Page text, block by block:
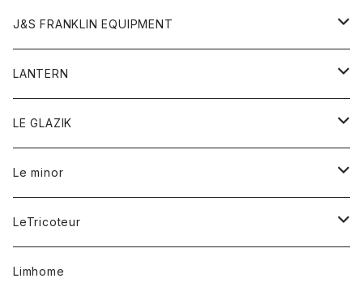
フリース
マフラー
リング
靴
バンダナ
カーディガン
ジャケット
ボトム
オーバーオール
ショートパンツ
レディース
アウター
カーディガン
ストール
カットソー
シャツ
ボトム
オーバーオール
ショートパンツ
レディース
オーバーオール
シャツ
ワンピース
ワンピース
トレーナー
トップス
Gジャケット
スウェット
帽子
帽子
ボトム
J&S FRANKLIN EQUIPMENT
アウター
LANTERN
アウター
Tシャツ
LE GLAZIK
レディース
コート
シャツ
Le minor
ボトム
スカート
レディース
LeTricoteur
カーディガン
Limhome